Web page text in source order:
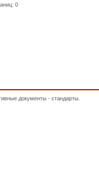
0
документы - стандарты.